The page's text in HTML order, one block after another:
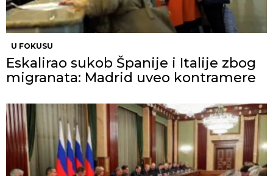
U FOKUSU
Eskalirao sukob Španije i Italije zbog
migranata: Madrid uveo kontramere